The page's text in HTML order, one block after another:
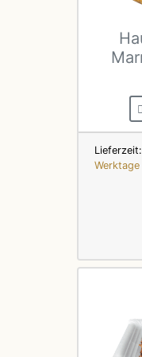
Lieferzeit:
Werktage